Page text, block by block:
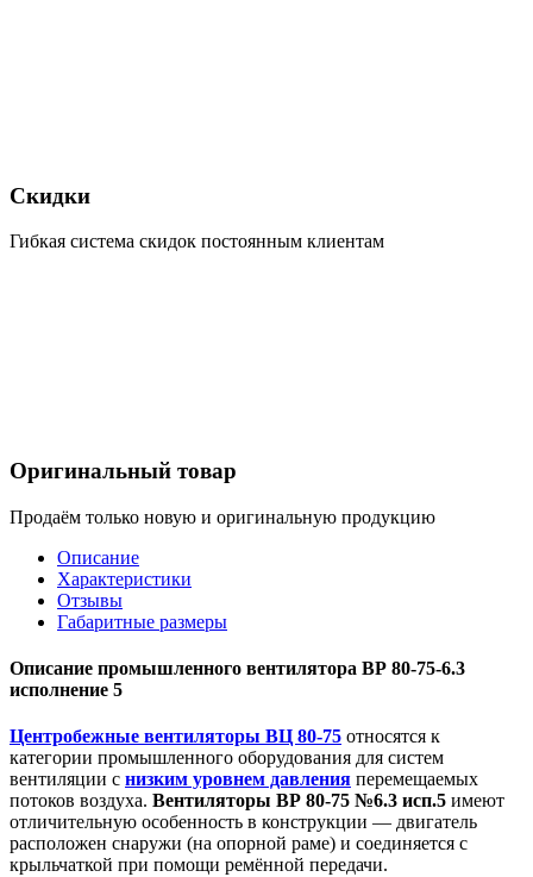
Скидки
Гибкая система скидок постоянным клиентам
Оригинальный товар
Продаём только новую и оригинальную продукцию
Описание
Характеристики
Отзывы
Габаритные размеры
Описание промышленного вентилятора ВР 80-75-6.3
исполнение 5
Центробежные вентиляторы ВЦ 80-75 относятся к
категории промышленного оборудования для систем
вентиляции с низким уровнем давления перемещаемых
потоков воздуха. Вентиляторы ВР 80-75 №6.3 исп.5 имеют
отличительную особенность в конструкции — двигатель
расположен снаружи (на опорной раме) и соединяется с
крыльчаткой при помощи ремённой передачи.